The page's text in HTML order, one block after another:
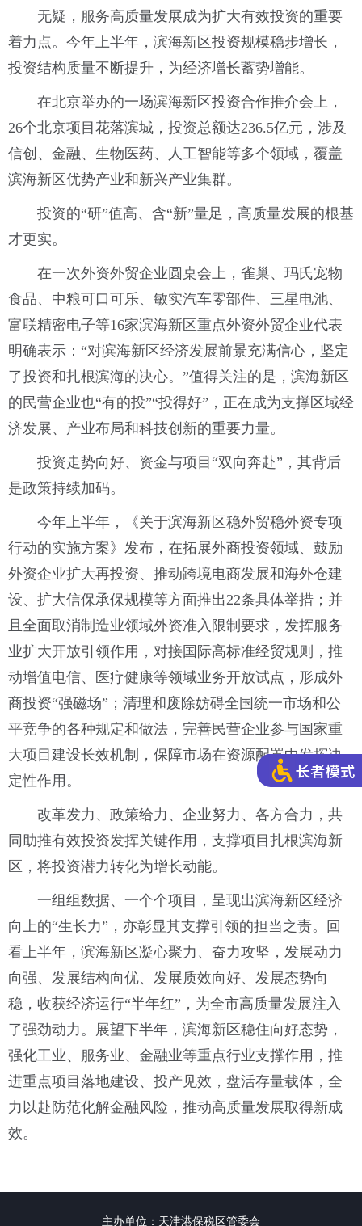
无疑，服务高质量发展成为扩大有效投资的重要
着力点。今年上半年，滨海新区投资规模稳步增长，
投资结构质量不断提升，为经济增长蓄势增能。
在北京举办的一场滨海新区投资合作推介会上，
26个北京项目花落滨城，投资总额达236.5亿元，涉及
信创、金融、生物医药、人工智能等多个领域，覆盖
滨海新区优势产业和新兴产业集群。
投资的“研”值高、含“新”量足，高质量发展的根基
才更实。
在一次外资外贸企业圆桌会上，雀巢、玛氏宠物
食品、中粮可口可乐、敏实汽车零部件、三星电池、
富联精密电子等16家滨海新区重点外资外贸企业代表
明确表示：“对滨海新区经济发展前景充满信心，坚定
了投资和扎根滨海的决心。”值得关注的是，滨海新区
的民营企业也“有的投”“投得好”，正在成为支撑区域经
济发展、产业布局和科技创新的重要力量。
投资走势向好、资金与项目“双向奔赴”，其背后
是政策持续加码。
今年上半年，《关于滨海新区稳外贸稳外资专项
行动的实施方案》发布，在拓展外商投资领域、鼓励
外资企业扩大再投资、推动跨境电商发展和海外仓建
设、扩大信保承保规模等方面推出22条具体举措；并
且全面取消制造业领域外资准入限制要求，发挥服务
业扩大开放引领作用，对接国际高标准经贸规则，推
动增值电信、医疗健康等领域业务开放试点，形成外
商投资“强磁场”；清理和废除妨碍全国统一市场和公
平竞争的各种规定和做法，完善民营企业参与国家重
大项目建设长效机制，保障市场在资源配置中发挥决
定性作用。
改革发力、政策给力、企业努力、各方合力，共
同助推有效投资发挥关键作用，支撑项目扎根滨海新
区，将投资潜力转化为增长动能。
一组组数据、一个个项目，呈现出滨海新区经济
向上的“生长力”，亦彰显其支撑引领的担当之责。回
看上半年，滨海新区凝心聚力、奋力攻坚，发展动力
向强、发展结构向优、发展质效向好、发展态势向
稳，收获经济运行“半年红”，为全市高质量发展注入
了强劲动力。展望下半年，滨海新区稳住向好态势，
强化工业、服务业、金融业等重点行业支撑作用，推
进重点项目落地建设、投产见效，盘活存量载体，全
力以赴防范化解金融风险，推动高质量发展取得新成
效。
主办单位：天津港保税区管委会